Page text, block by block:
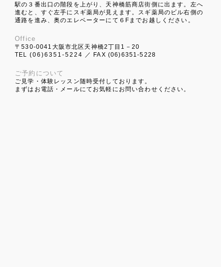
駅の３番出口の階段を上がり、天神橋筋商店街側に出ます。左へ
進むと、すぐ左手にスギ薬局が見えます。スギ薬局のビル右側の
通路を進み、奥のエレベーターにて６Fまでお越しください。
Office
〒530-0041大阪市北区天神橋2丁目1－20
TEL (06)6351-5224 ／ FAX (06)6351-5228
ご予約について
ご見学・体験レッスン随時受付しております。
まずはお電話・メールにてお気軽にお問い合わせください。